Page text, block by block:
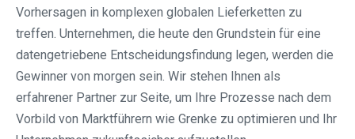
Vorhersagen in komplexen globalen Lieferketten zu
treffen. Unternehmen, die heute den Grundstein für eine
datengetriebene Entscheidungsfindung legen, werden die
Gewinner von morgen sein. Wir stehen Ihnen als
erfahrener Partner zur Seite, um Ihre Prozesse nach dem
Vorbild von Marktführern wie Grenke zu optimieren und Ihr